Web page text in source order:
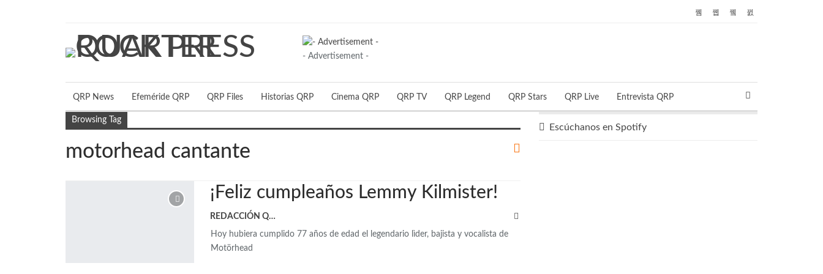
- Advertisement -
QRP News Efeméride QRP QRP Files Historias QRP Cinema QRP QRP TV QRP Legend QRP Stars QRP Live Entrevista QRP
Browsing Tag
motorhead cantante
¡Feliz cumpleaños Lemmy Kilmister!
REDACCIÓN QRP
Hoy hubiera cumplido 77 años de edad el legendario lìder, bajista y vocalista de
Motörhead
Escúchanos en Spotify